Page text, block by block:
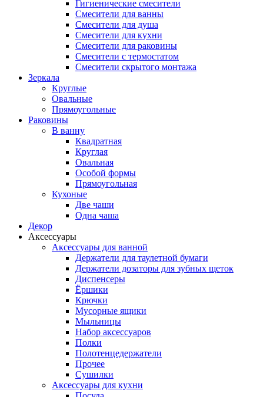
Гигиенические смесители
Смесители для ванны
Смесители для душа
Смесители для кухни
Смесители для раковины
Смесители с термостатом
Смесители скрытого монтажа
Зеркала
Круглые
Овальные
Прямоугольные
Раковины
В ванну
Квадратная
Круглая
Овальная
Особой формы
Прямоугольная
Кухоные
Две чаши
Одна чаша
Декор
Аксессуары
Аксессуары для ванной
Держатели для таулетной бумаги
Держатели дозаторы для зубных щеток
Диспенсеры
Ёршики
Крючки
Мусорные ящики
Мыльницы
Набор аксессуаров
Полки
Полотенцедержатели
Прочее
Сушилки
Аксессуары для кухни